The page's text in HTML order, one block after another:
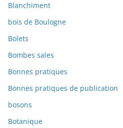
Blanchiment
bois de Boulogne
Bolets
Bombes sales
Bonnes pratiques
Bonnes pratiques de publication
bosons
Botanique